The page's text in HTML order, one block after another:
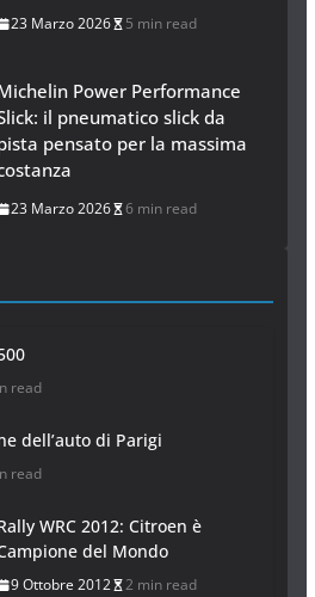
23 Marzo 2026 5 min read
Power Performance
il pneumatico slick da
pensato per la massima
23 Marzo 2026 6 min read
read
dell’auto di Parigi
read
WRC 2012: Citroen è
del Mondo
9 Ottobre 2012 2 min read